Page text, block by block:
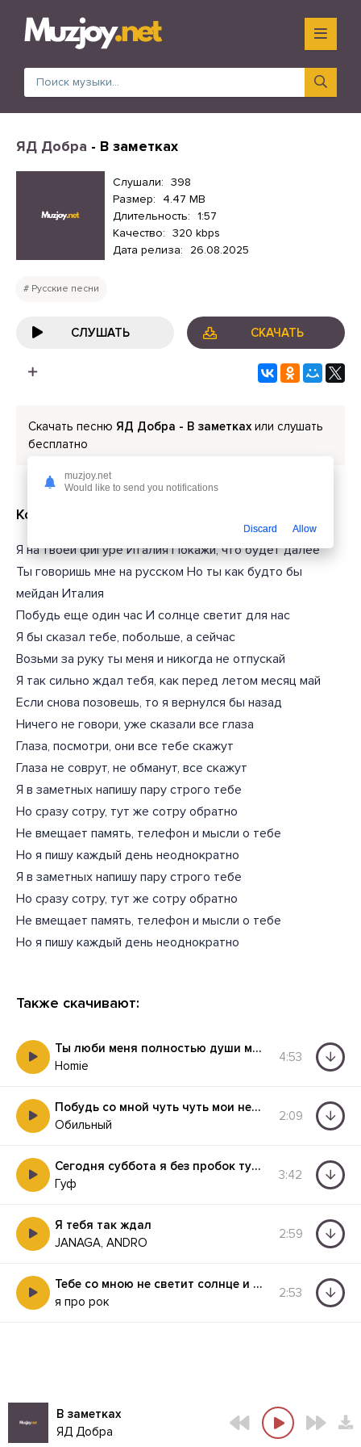
ЯД Добра - В заметках
Слушали: 398
Размер:
4.47 MB
Длительность: 1:57
Качество: 320 kbps
Дата релиза:
26.08.2025
Русские песни
СЛУШАТЬ СКАЧАТЬ
Скачать песню ЯД Добра - В заметкахили слушать
бесплатно
Короткий текст из песни
Я на твоей фигуре Италия Покажи, что будет далее
Ты говоришь мне на русском Но ты как будто бы
мейдан Италия
Побудь еще один час И солнце светит для нас
Я бы сказал тебе, побольше, а сейчас
Возьми за руку ты меня и никогда не отпускай
Я так сильно ждал тебя, как перед летом месяц май
Если снова позовешь, то я вернулся бы назад
Ничего не говори, уже сказали все глаза
Глаза, посмотри, они все тебе скажут
Глаза не соврут, не обманут, все скажут
Я в заметных напишу пару строго тебе
Но сразу сотру, тут же сотру обратно
Не вмещает память, телефон и мысли о тебе
Но я пишу каждый день неоднократно
Я в заметных напишу пару строго тебе
Но сразу сотру, тут же сотру обратно
Не вмещает память, телефон и мысли о тебе
Но я пишу каждый день неоднократно
Также скачивают:
Ты люби меня полностью души меня не отпускай
Homie
4:53
Побудь со мной чуть чуть мои нервы на исходе
Обильный
2:09
Сегодня суббота я без пробок туда и обратно
Гуф
3:42
Я тебя так ждал
JANAGA, ANDRO
2:59
Тебе со мною не светит солнце и этот мир не для нас создан
я про рок
2:53
В заметках
ЯД Добра
muzjoy.net
Would like to send you notifications
Discard Allow